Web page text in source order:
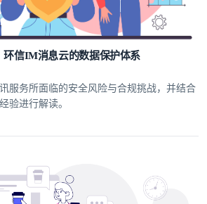
环信IM消息云的数据保护体系
服务所面临的安全风险与合规挑战，并结合
验进行解读。